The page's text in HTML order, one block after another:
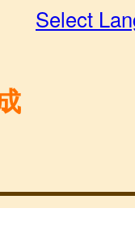
Select